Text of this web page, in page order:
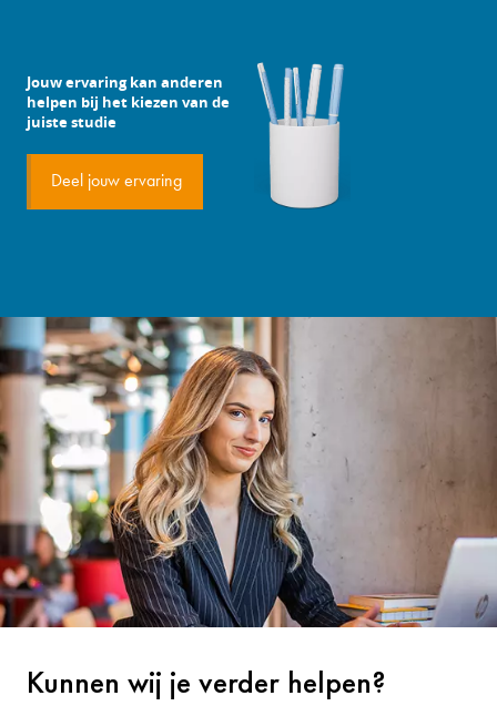
Jouw ervaring kan anderen
helpen bij het kiezen van de
juiste studie
Deel jouw ervaring
Kunnen wij je verder helpen?